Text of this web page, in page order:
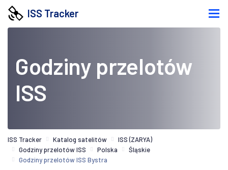
ISS Tracker
Godziny przelotów
ISS
ISS Tracker Katalog satelitów
ISS (ZARYA)
Godziny przelotów ISS
Polska
Śląskie
Godziny przelotów ISS Bystra